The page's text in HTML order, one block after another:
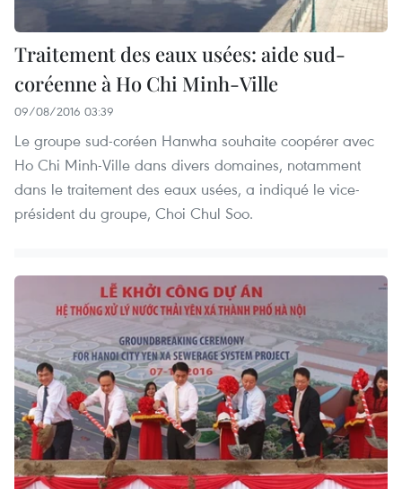
Traitement des eaux usées: aide sud-
coréenne à Ho Chi Minh-Ville
09/08/2016 03:39
Le groupe sud-coréen Hanwha souhaite coopérer avec
Ho Chi Minh-Ville dans divers domaines, notamment
dans le traitement des eaux usées, a indiqué le vice-
président du groupe, Choi Chul Soo.